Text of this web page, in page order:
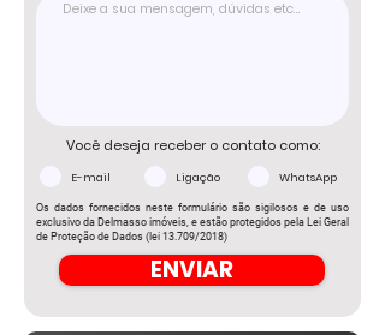
Você deseja receber o contato como:
E-mail Ligação WhatsApp
Os dados fornecidos neste formulário são sigilosos e de uso
exclusivo da Delmasso imóveis, e estão protegidos pela Lei Geral
de Proteção de Dados (lei 13.709/2018)
ENVIAR